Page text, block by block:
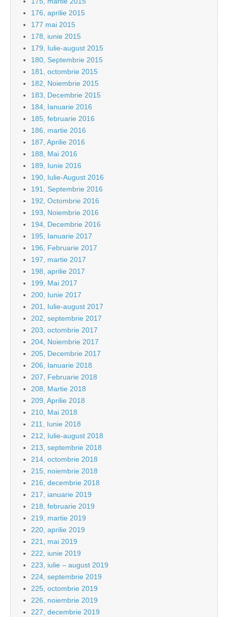
176, aprilie 2015
177 mai 2015
178, iunie 2015
179, Iulie-august 2015
180, Septembrie 2015
181, octombrie 2015
182, Noiembrie 2015
183, Decembrie 2015
184, Ianuarie 2016
185, februarie 2016
186, martie 2016
187, Aprilie 2016
188, Mai 2016
189, Iunie 2016
190, Iulie-August 2016
191, Septembrie 2016
192, Octombrie 2016
193, Noiembrie 2016
194, Decembrie 2016
195, Ianuarie 2017
196, Februarie 2017
197, martie 2017
198, aprilie 2017
199, Mai 2017
200, Iunie 2017
201, Iulie-august 2017
202, septembrie 2017
203, octombrie 2017
204, Noiembrie 2017
205, Decembrie 2017
206, Ianuarie 2018
207, Februarie 2018
208, Martie 2018
209, Aprilie 2018
210, Mai 2018
211, Iunie 2018
212, Iulie-august 2018
213, septembrie 2018
214, octombrie 2018
215, noiembrie 2018
216, decembrie 2018
217, ianuarie 2019
218, februarie 2019
219, martie 2019
220, aprilie 2019
221, mai 2019
222, iunie 2019
223, iulie – august 2019
224, septembrie 2019
225, octombrie 2019
226, noiembrie 2019
227, decembrie 2019